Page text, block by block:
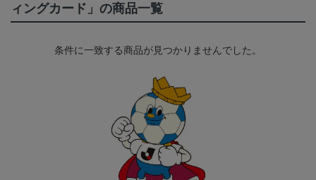
ィングカード」の商品一覧
条件に一致する商品が見つかりませんでした。